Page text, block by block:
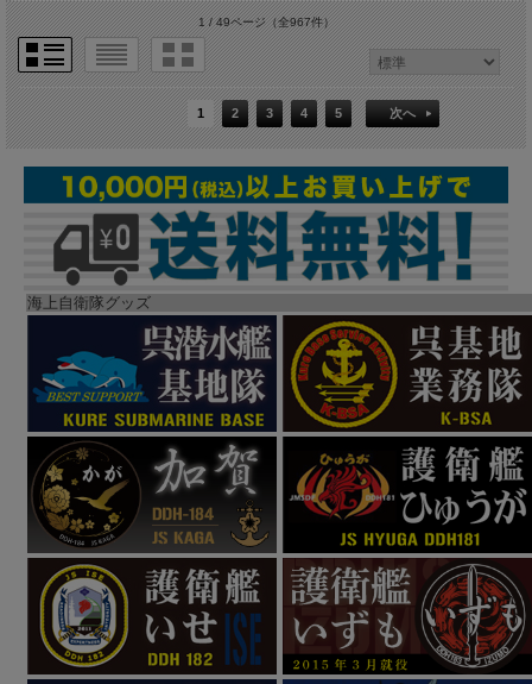
1 / 49ページ（全967件）
1 2 3 4 5 次へ
海上自衛隊グッズ